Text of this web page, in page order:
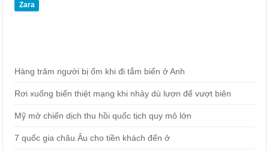
Zara
Hàng trăm người bị ốm khi đi tắm biển ở Anh
Rơi xuống biển thiệt mạng khi nhảy dù lượn để vượt biên
Mỹ mở chiến dịch thu hồi quốc tịch quy mô lớn
7 quốc gia châu Âu cho tiền khách đến ở